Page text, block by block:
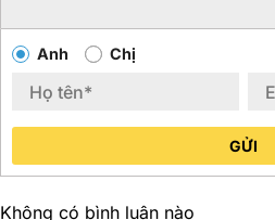
Anh Chị
GỬI
Không có bình luận nào